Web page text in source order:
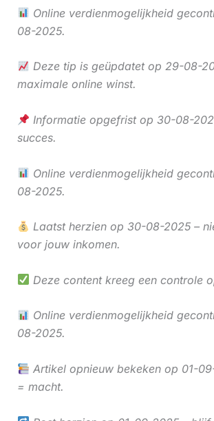
Online verdienmogelijkheid
08-2025.
Deze tip is geüpdatet op 29-08-
maximale online winst.
Informatie opgefrist op 30-08-
succes.
Online verdienmogelijkheid
08-2025.
Laatst herzien op 30-08-2025 –
voor jouw inkomen.
Deze content kreeg een controle
Online verdienmogelijkheid
08-2025.
Artikel opnieuw bekeken op 01-
= macht.